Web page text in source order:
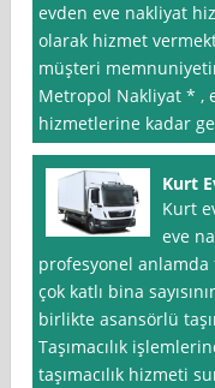
evden eve nakliyat
olarak hizmet
müşteri
Metropol Nakliyat * ,
hizmetlerine kadar
Kurt
Kurt
eve
profesyonel
çok katlı bina
birlikte asansörlü
Taşımacılık
taşımacılık hizmeti